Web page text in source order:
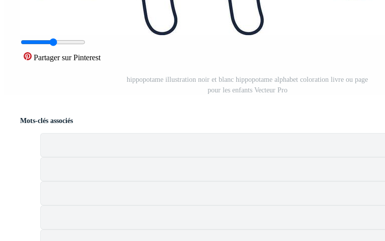
Partager sur Pinterest
hippopotame illustration noir et blanc hippopotame alphabet coloration livre ou page
pour les enfants Vecteur Pro
Mots-clés associés